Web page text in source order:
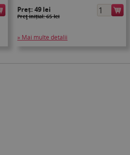
Preț:49 lei
Preţ inițial: 65 lei
» Mai multe detalii